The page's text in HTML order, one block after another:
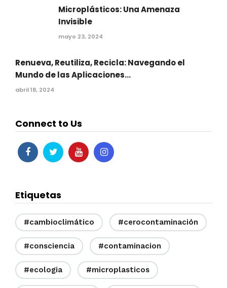
Microplásticos: Una Amenaza
Invisible
mayo 23, 2024
Renueva, Reutiliza, Recicla: Navegando el
Mundo de las Aplicaciones...
abril 18, 2024
Connect to Us
Etiquetas
#cambioclimático #cerocontaminación
#consciencia #contaminacion
#ecologia #microplasticos